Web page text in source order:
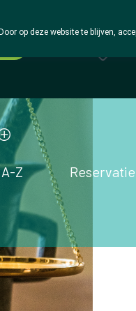
Z Reservatie
op deze website te blijven,